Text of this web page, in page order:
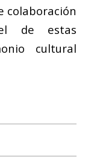
colaboración
de estas
cultural